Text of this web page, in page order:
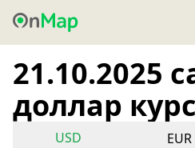
21.10.2025
доллар
USD EUR